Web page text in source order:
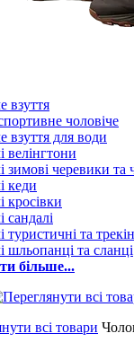
взуття
чоловіче
взуття для води
велінгтони
зимові черевики та
кеди
кросівки
сандалі
туристичні та
шльопанці та сланці
більше...
всі товари